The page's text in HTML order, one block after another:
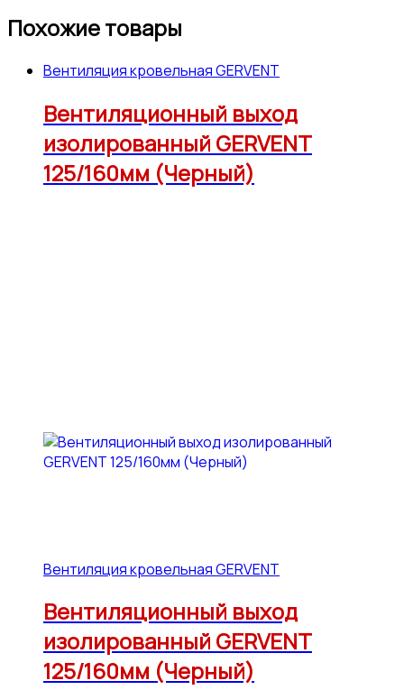
Похожие товары
Вентиляция кровельная GERVENT
Вентиляционный выход
изолированный GERVENT
125/160мм (Черный)
Вентиляция кровельная GERVENT
Вентиляционный выход
изолированный GERVENT
125/160мм (Черный)